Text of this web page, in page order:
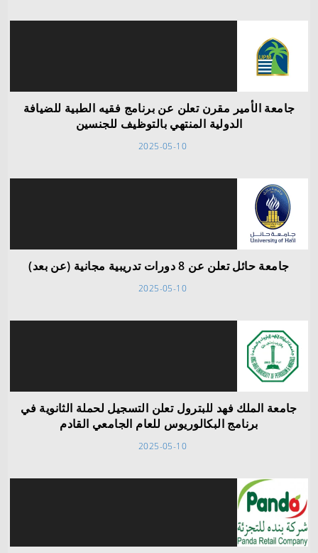
جامعة الأمير مقرن تعلن عن برنامج فقيه الطبية للضيافة
الدولية المنتهي بالتوظيف للجنسين
2025-05-10
جامعة حائل تعلن عن 8 دورات تدريبية مجانية (عن بعد)
2025-05-10
جامعة الملك فهد للبترول تعلن التسجيل لحملة الثانوية في
برنامج البكالوريوس للعام الجامعي القادم
2025-05-10